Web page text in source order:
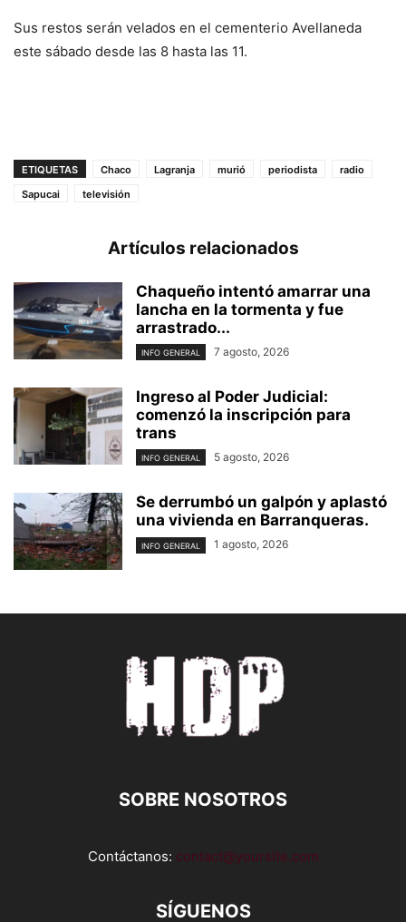
Sus restos serán velados en el cementerio Avellaneda
este sábado desde las 8 hasta las 11.
ETIQUETAS Chaco Lagranja murió periodista
radio
Sapucai
televisión
Artículos relacionados
Chaqueño intentó amarrar una
lancha en la tormenta y fue
arrastrado...
INFO GENERAL 7 agosto, 2026
Ingreso al Poder Judicial:
comenzó la inscripción para
trans
INFO GENERAL 5 agosto, 2026
Se derrumbó un galpón y aplastó
una vivienda en Barranqueras.
INFO GENERAL 1 agosto, 2026
SOBRE NOSOTROS
Contáctanos: contact@yoursite.com
SÍGUENOS